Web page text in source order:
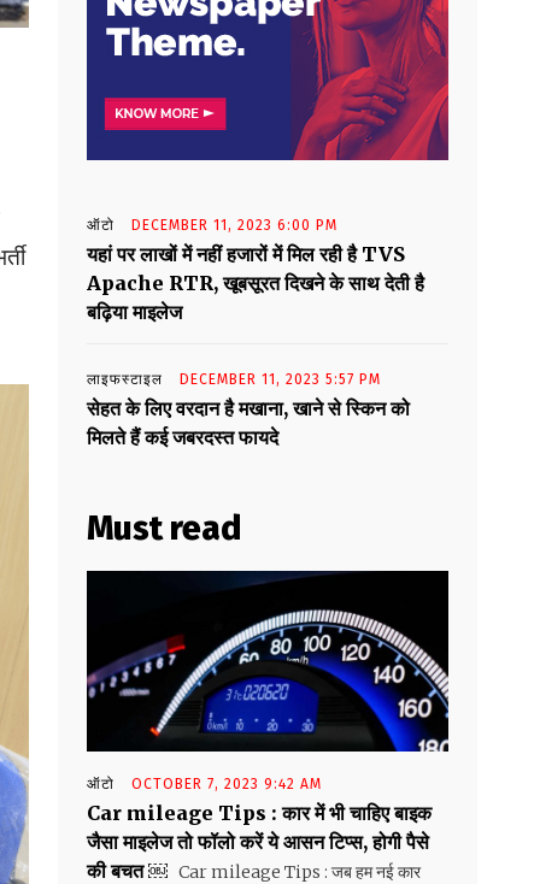
ऑटो DECEMBER 11, 2023 6:00 PM
यहां पर लाखों में नहीं हजारों में मिल रही है TVS
Apache RTR, खूबसूरत दिखने के साथ देती है
बढ़िया माइलेज
लाइफस्टाइल DECEMBER 11, 2023 5:57 PM
सेहत के लिए वरदान है मखाना, खाने से स्किन को
मिलते हैं कई जबरदस्त फायदे
Must read
ऑटो OCTOBER 7, 2023 9:42 AM
Car mileage Tips : कार में भी चाहिए बाइक
जैसा माइलेज तो फॉलो करें ये आसन टिप्स, होगी पैसे
की बचत ￼ Car mileage Tips : जब हम नई कार